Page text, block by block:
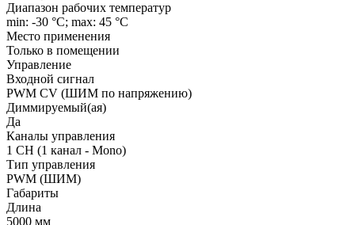
Диапазон рабочих температур
min: -30 °C; max: 45 °C
Место применения
Только в помещении
Управление
Входной сигнал
PWM СV (ШИМ по напряжению)
Диммируемый(ая)
Да
Каналы управления
1 CH (1 канал - Mono)
Тип управления
PWM (ШИМ)
Габариты
Длина
5000 мм